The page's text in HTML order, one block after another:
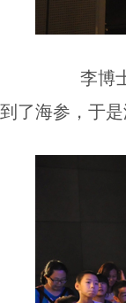
李博
到了海参，于是